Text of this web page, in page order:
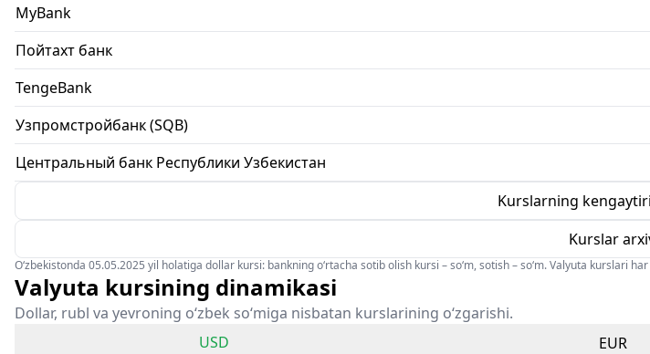
MyBank
Пойтахт банк
TengeBank
Узпромстройбанк (SQB)
Центральный банк Республики Узбекистан
Kurslarning
Kurslar
O‘zbekistonda 05.05.2025 yil holatiga dollar kursi: bankning o‘rtacha sotib olish kursi – so‘m, sotish – so‘m. Valyuta kurslari
Valyuta kursining dinamikasi
Dollar, rubl va yevroning o‘zbek so‘miga nisbatan kurslarining o‘zgarishi.
USD
EUR